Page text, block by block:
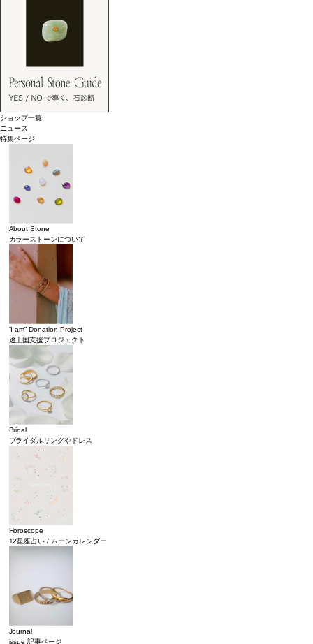
ショップ一覧
ニュース
特集ページ
About Stone
カラーストーンについて
“I am” Donation Project
途上国支援プロジェクト
Bridal
ブライダルリングやドレス
Horoscope
12星座占い / ムーンカレンダー
Journal
issue 記事ページ